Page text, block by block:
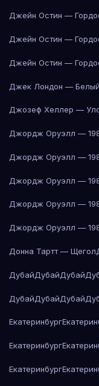
Джейн Остин —
Джейн Остин —
Джейн Остин —
Джек Лондон —
Джозеф Хеллер —
Джордж Оруэлл —
Джордж Оруэлл —
Джордж Оруэлл —
Джордж Оруэлл —
Джордж Оруэлл —
Донна Тартт — Щегол
ДубайДубайДубай
ДубайДубайДубай
Екатеринбург
Екатеринбург
Екатеринбург